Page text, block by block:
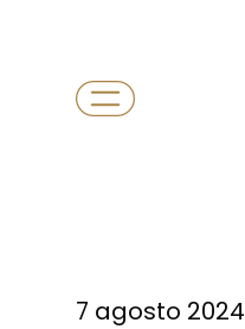
7 agosto 2024